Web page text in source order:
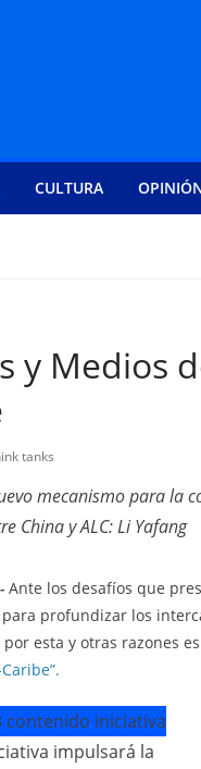
CULTURA
y Medios
tanks
mecanismo para la
China y ALC: Li Yafang
Ante los desafíos que
profundizar los
esta y otras razones
impulsará la